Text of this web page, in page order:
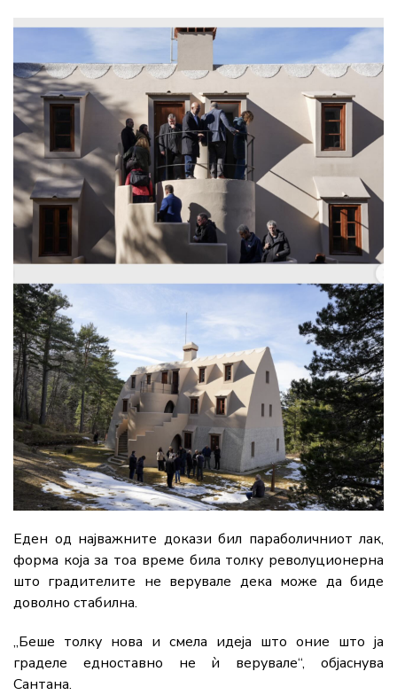
Еден од најважните докази бил параболичниот лак,
форма која за тоа време била толку револуционерна
што градителите не верувале дека може да биде
доволно стабилна.
„Беше толку нова и смела идеја што оние што ја
граделе едноставно не ѝ верувале“, објаснува
Сантана.